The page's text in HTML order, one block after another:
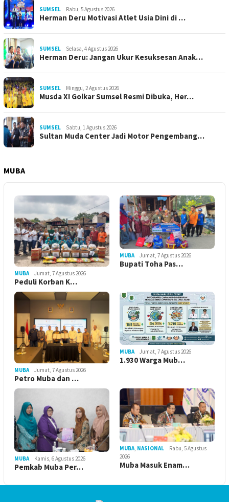
SUMSEL Rabu, 5 Agustus 2026
Herman Deru Motivasi Atlet Usia Dini di …
SUMSEL Selasa, 4 Agustus 2026
Herman Deru: Jangan Ukur Kesuksesan Anak…
SUMSEL Minggu, 2 Agustus 2026
Musda XI Golkar Sumsel Resmi Dibuka, Her…
SUMSEL Sabtu, 1 Agustus 2026
Sultan Muda Center Jadi Motor Pengembang…
MUBA
MUBA Jumat, 7 Agustus 2026
Peduli Korban K…
MUBA Jumat, 7 Agustus 2026
Bupati Toha Pas…
MUBA Jumat, 7 Agustus 2026
Petro Muba dan …
MUBA Jumat, 7 Agustus 2026
1.930 Warga Mub…
MUBA Kamis, 6 Agustus 2026
Pemkab Muba Per…
MUBA, NASIONAL
Rabu, 5 Agustus
2026
Muba Masuk Enam…